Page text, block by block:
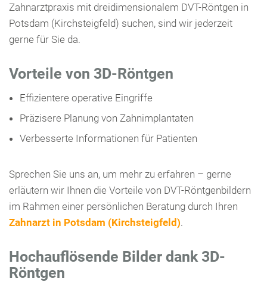
Zahnarztpraxis mit dreidimensionalem DVT-Röntgen in
Potsdam (Kirchsteigfeld) suchen, sind wir jederzeit
gerne für Sie da.
Vorteile von 3D-Röntgen
Effizientere operative Eingriffe
Präzisere Planung von Zahnimplantaten
Verbesserte Informationen für Patienten
Sprechen Sie uns an, um mehr zu erfahren – gerne
erläutern wir Ihnen die Vorteile von DVT-Röntgenbildern
im Rahmen einer persönlichen Beratung durch Ihren
Zahnarzt in Potsdam (Kirchsteigfeld).
Hochauflösende Bilder dank 3D-
Röntgen